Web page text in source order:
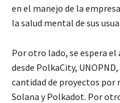
en el manejo de la
la salud mental de sus
Por otro lado, se espera
desde PolkaCity,
cantidad de proyectos por
Solana y Polkadot. Por